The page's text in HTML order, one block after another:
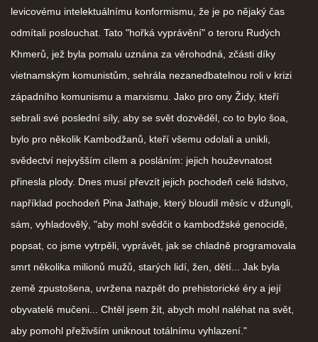
levicovému intelektuálnímu konformismu, že je po nějaký čas
odmítali poslouchat. Tato "hořká vyprávění" o teroru Rudých
Khmerů, jež byla pomalu uznána za věrohodná, zčásti díky
vietnamským komunistům, sehrála nezanedbatelnou roli v krizi
západního komunismu a marxismu. Jako pro ony Židy, kteří
sebrali své poslední síly, aby se svět dozvěděl, co to bylo šoa,
bylo pro několik Kambodžanů, kteří všemu odolali a unikli,
svědectví nejvyšším cílem a posláním: jejich houževnatost
přinesla plody. Dnes musí převzít jejich pochodeň celé lidstvo,
například pochodeň Pina Jathaje, který bloudil měsíc v džungli,
sám, vyhladovělý, "aby mohl svědčit o kambodžské genocidě,
popsat, co jsme vytrpěli, vyprávět, jak se chladně programovala
smrt několika milionů mužů, starých lidí, žen, dětí... Jak byla
země zpustošena, uvržena nazpět do prehistorické éry a její
obyvatelé mučeni... Chtěl jsem žít, abych mohl naléhat na svět,
aby pomohl přeživším uniknout totálnímu vyhlazení."